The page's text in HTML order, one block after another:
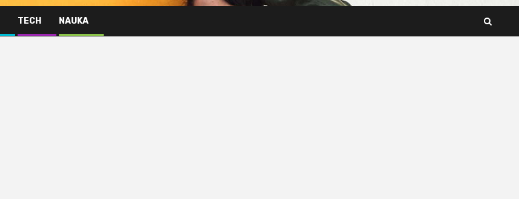
TECH NAUKA